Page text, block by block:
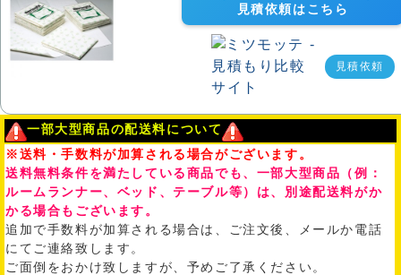
見積依頼はこちら
見積依頼
一部大型商品の配送料について
※送料・手数料が加算される場合がございます。
送料無料条件を満たしている商品でも、一部大型商品（例：
ルームランナー、ベッド、テーブル等）は、別途配送料がか
かる場合もございます。
追加で手数料が加算される場合は、ご注文後、メールか電話
にてご連絡致します。
ご面倒をおかけ致しますが、予めご了承ください。